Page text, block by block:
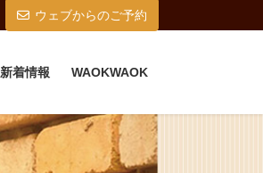
ウェブからのご予約
新着情報 WAOKWAOK